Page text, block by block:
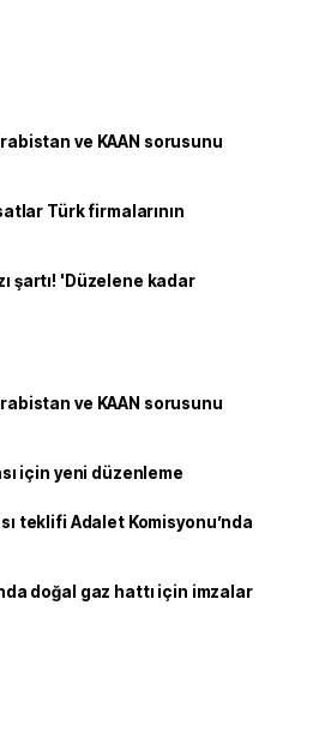
ve KAAN sorusunu
Türk firmalarının
şartı! 'Düzelene kadar
ve KAAN sorusunu
için yeni düzenleme
teklifi Adalet Komisyonu’nda
doğal gaz hattı için imzalar